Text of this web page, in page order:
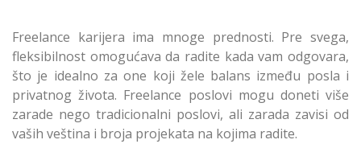
Freelance karijera ima mnoge prednosti. Pre svega,
fleksibilnost omogućava da radite kada vam odgovara,
što je idealno za one koji žele balans između posla i
privatnog života. Freelance poslovi mogu doneti više
zarade nego tradicionalni poslovi, ali zarada zavisi od
vaših veština i broja projekata na kojima radite.